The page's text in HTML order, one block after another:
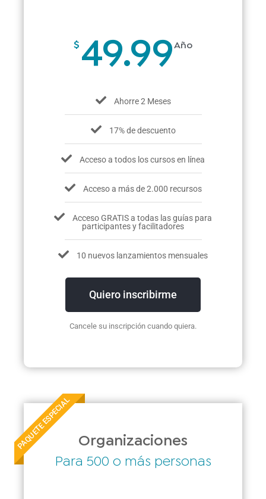
$ 49.99 Año
Ahorre 2 Meses
17% de descuento
Acceso a todos los cursos en línea
Acceso a más de 2.000 recursos
Acceso GRATIS a todas las guías para
participantes y facilitadores
10 nuevos lanzamientos mensuales
Quiero inscribirme
Cancele su inscripción cuando quiera.
Organizaciones
Para 500 o más personas
PAQUETE ESPECIAL